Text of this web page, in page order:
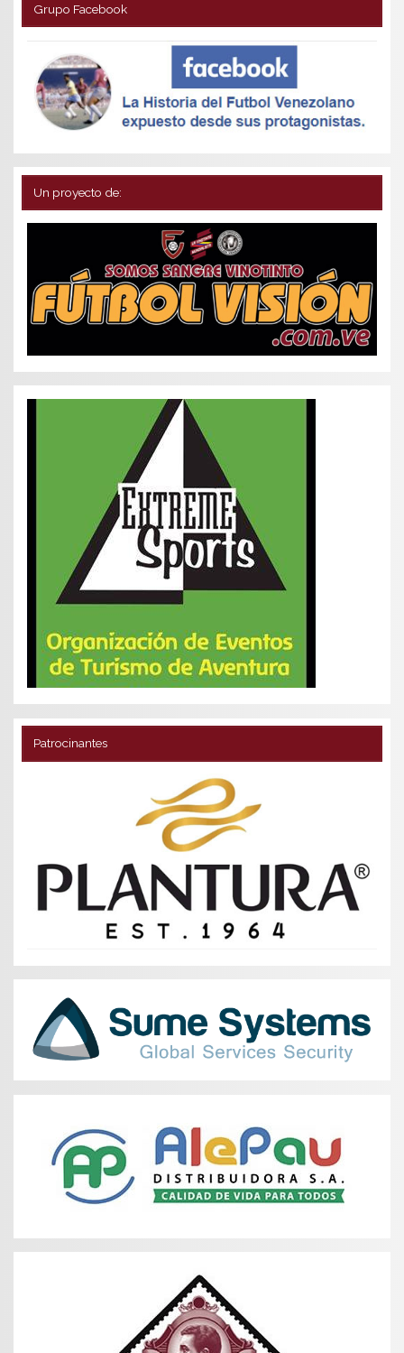
Grupo Facebook
Un proyecto de:
Patrocinantes